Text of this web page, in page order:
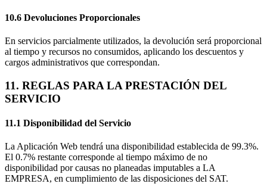
10.6 Devoluciones Proporcionales
En servicios parcialmente utilizados, la devolución será proporcional
al tiempo y recursos no consumidos, aplicando los descuentos y
cargos administrativos que correspondan.
11. REGLAS PARA LA PRESTACIÓN DEL
SERVICIO
11.1 Disponibilidad del Servicio
La Aplicación Web tendrá una disponibilidad establecida de 99.3%.
El 0.7% restante corresponde al tiempo máximo de no
disponibilidad por causas no planeadas imputables a LA
EMPRESA, en cumplimiento de las disposiciones del SAT.